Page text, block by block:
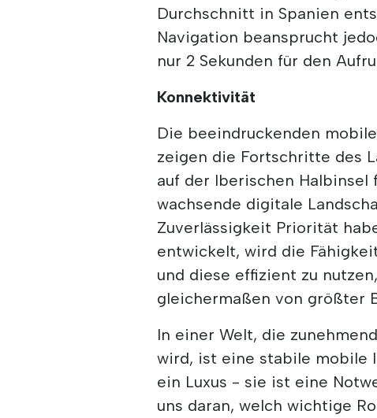
Durchschnitt in Spanien
Navigation beansprucht
nur 2 Sekunden für den
Konnektivität
Die beeindruckenden
zeigen die Fortschritte des
auf der Iberischen
wachsende digitale
Zuverlässigkeit Priorität
entwickelt, wird die
und diese effizient zu
gleichermaßen von größter
In einer Welt, die
wird, ist eine stabile mobile
ein Luxus - sie ist eine
uns daran, welch wichtige